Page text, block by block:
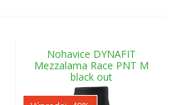
Nohavice DYNAFIT
Mezzalama Race PNT M
black out